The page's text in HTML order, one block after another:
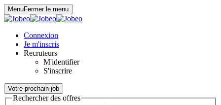
MenuFermer le menu
Connexion
Je m'inscris
Recruteurs
M'identifier
S'inscrire
Votre prochain job
Rechercher des offres
Panneau de gestion des cookies